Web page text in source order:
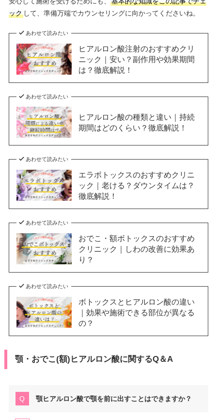
ックして、準備万端でカウンセリングに向かってくださいね。
あわせて読みたい
ヒアルロン酸注射のおすすめクリ
ニック｜安い？副作用や効果期間
は？徹底解説！
あわせて読みたい
ヒアルロン酸の種類と違い｜持続
期間はどのくらい？徹底解説！
あわせて読みたい
エラボトックスのおすすめクリニ
ック｜老ける？ダウンタイムは？
徹底解説！
あわせて読みたい
おでこ・額ボトックスのおすすめ
クリニック｜しわの改善に効果あ
り？
あわせて読みたい
ボトックスとヒアルロン酸の違い
｜効果や施術できる部位が異なる
の？
顎・おでこ(額)ヒアルロン酸に関するQ＆A
顎ヒアルロン酸で顎を前に出すことはできますか？